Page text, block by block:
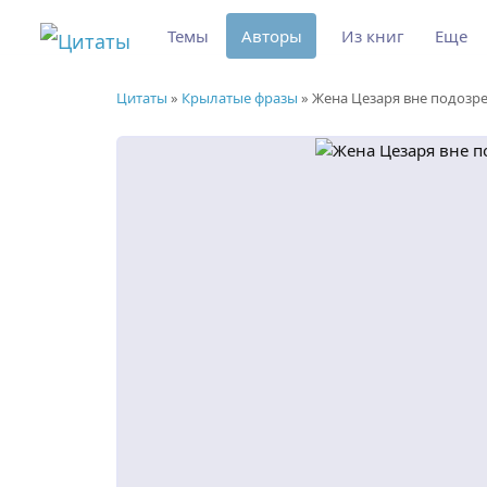
Цитаты » Крылатые фразы » Жена Цезаря вне
Темы Авторы Из книг Еще